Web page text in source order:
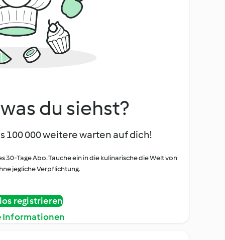
du siehst?
100 000 weitere warten auf dich!
Tage Abo. Tauche ein in die kulinarische die Welt von
jegliche Verpflichtung.
registrieren
Informationen